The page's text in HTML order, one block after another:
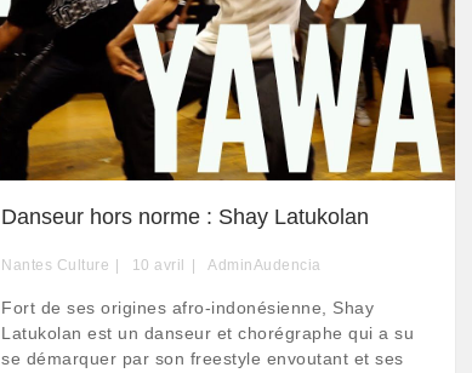
Danseur hors norme : Shay Latukolan
Nantes Culture 10 avril AdminAudencia
Fort de ses origines afro-indonésienne, Shay
Latukolan est un danseur et chorégraphe qui a su
se démarquer par son freestyle envoutant et ses